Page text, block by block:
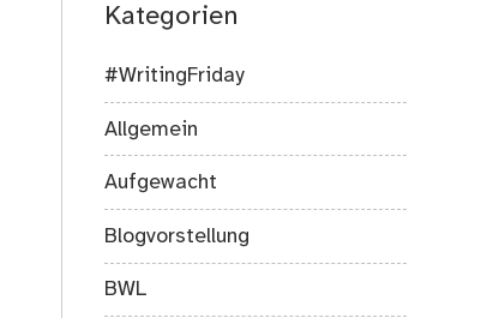
Kategorien
#WritingFriday
Allgemein
Aufgewacht
Blogvorstellung
BWL